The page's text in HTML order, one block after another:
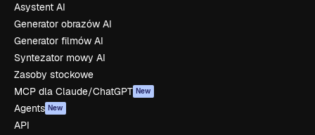
Asystent AI
Generator obrazów AI
Generator filmów AI
Syntezator mowy AI
Zasoby stockowe
MCP dla Claude/ChatGPT New
Agents New
API